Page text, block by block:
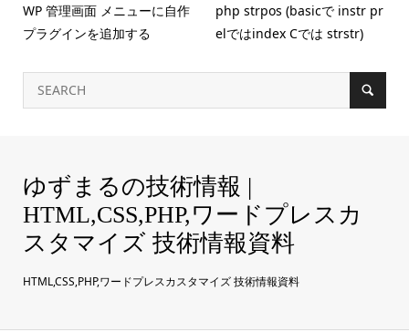
WP 管理画面 メニューに自作
プラグインを追加する
php strpos (basicで instr pr
elではindex Cでは strstr)
ゆずまるの技術情報 |
HTML,CSS,PHP,ワードプレスカ
スタマイズ 技術情報資料
HTML,CSS,PHP,ワードプレスカスタマイズ 技術情報資料